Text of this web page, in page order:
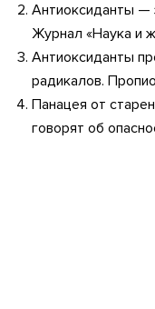
Антиоксиданты —
Журнал «Наука и
Антиоксиданты
радикалов.
Панацея от
говорят об